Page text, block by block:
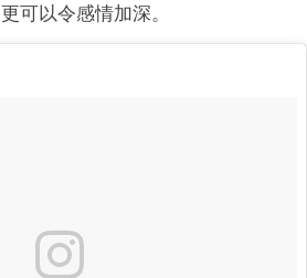
可以令感情加深。